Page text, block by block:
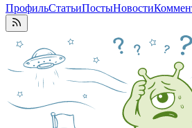
ПрофильСтатьиПостыНовости